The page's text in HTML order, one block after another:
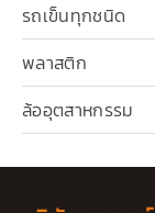
รถเข็นทุกชนิด
พลาสติก
ล้ออุตสาหกรรม